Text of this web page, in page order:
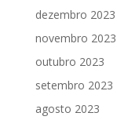
dezembro 2023
novembro 2023
outubro 2023
setembro 2023
agosto 2023